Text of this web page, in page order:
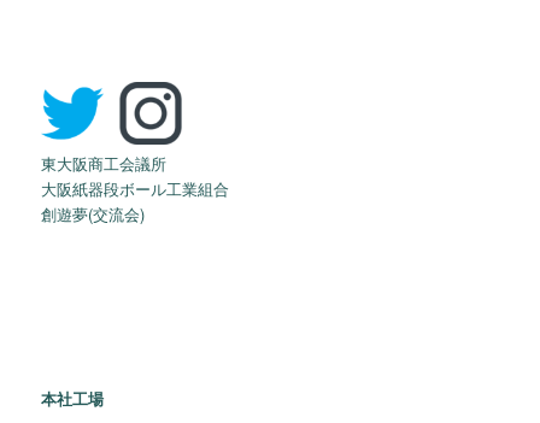
東大阪商工会議所
大阪紙器段ボール工業組合
創遊夢(交流会)
本社工場